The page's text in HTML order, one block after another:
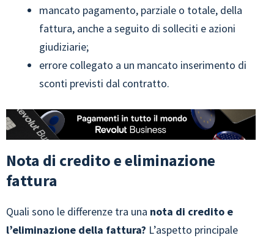
mancato pagamento, parziale o totale, della
fattura, anche a seguito di solleciti e azioni
giudiziarie;
errore collegato a un mancato inserimento di
sconti previsti dal contratto.
Nota di credito e eliminazione
fattura
Quali sono le differenze tra una nota di credito e
l’eliminazione della fattura? L’aspetto principale